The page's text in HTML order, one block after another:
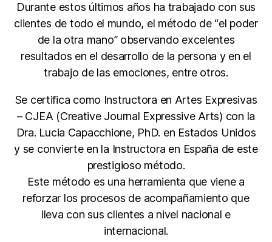
Durante estos últimos años ha trabajado con sus
clientes de todo el mundo, el método de “el poder
de la otra mano” observando excelentes
resultados en el desarrollo de la persona y en el
trabajo de las emociones, entre otros.
Se certifica como Instructora en Artes Expresivas
– CJEA (Creative Journal Expressive Arts) con la
Dra. Lucia Capacchione, PhD. en Estados Unidos
y se convierte en la Instructora en España de este
prestigioso método.
Este método es una herramienta que viene a
reforzar los procesos de acompañamiento que
lleva con sus clientes a nivel nacional e
internacional.